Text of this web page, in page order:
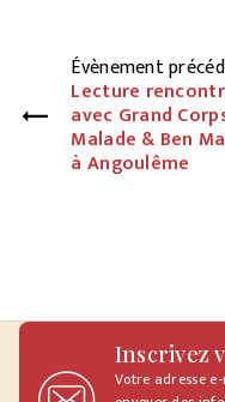
Évènement
Lecture
avec Grand
Malade & Ben
à Angoulême
Inscrivez
Votre adresse